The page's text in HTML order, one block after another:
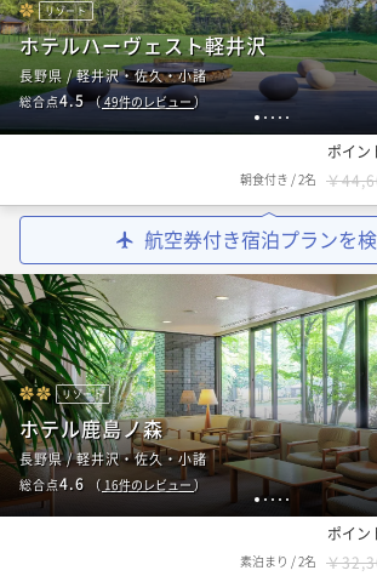
1 2 3 4 5
リゾート
ホテルハーヴェスト軽井沢
長野県 / 軽井沢・佐久・小諸
総合点4.5（49件のレビュー）
ポイン
朝食付き /2名 ￥
航空券付き宿泊プランを
1 2 3 4 5
リゾート
ホテル鹿島ノ森
長野県 / 軽井沢・佐久・小諸
総合点4.6 （ 16件のレビュー）
ポイン
素泊まり /2名 ￥